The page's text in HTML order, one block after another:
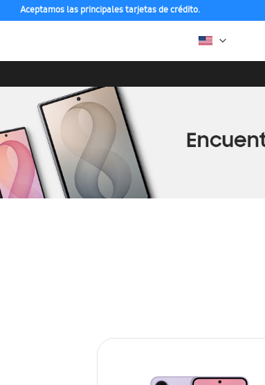
Aceptamos las principales tarjetas de crédito.